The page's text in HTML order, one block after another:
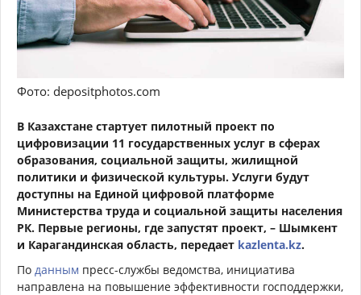
Фото: depositphotos.com
В Казахстане стартует пилотный проект по
цифровизации 11 государственных услуг в сферах
образования, социальной защиты, жилищной
политики и физической культуры. Услуги будут
доступны на Единой цифровой платформе
Министерства труда и социальной защиты населения
РК. Первые регионы, где запустят проект, – Шымкент
и Карагандинская область, передает kazlenta.kz.
По данным пресс-службы ведомства, инициатива
направлена на повышение эффективности господдержки,